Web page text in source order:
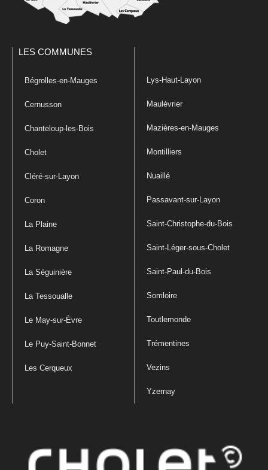
LES COMMUNES
Bégrolles-en-Mauges
Cernusson
Chanteloup-les-Bois
Cholet
Cléré-sur-Layon
Coron
La Plaine
La Romagne
La Séguinière
La Tessoualle
Le May-sur-Èvre
Le Puy-Saint-Bonnet
Les Cerqueux
Lys-Haut-Layon
Maulévrier
Mazières-en-Mauges
Montilliers
Nuaillé
Passavant-sur-Layon
Saint-Christophe-du-Bois
Saint-Léger-sous-Cholet
Saint-Paul-du-Bois
Somloire
Toutlemonde
Trémentines
Vezins
Yzernay